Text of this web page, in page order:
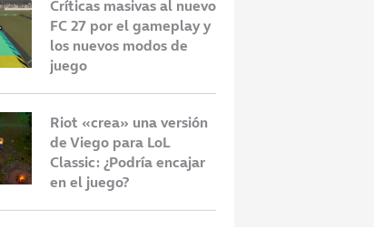
Críticas masivas al nuevo
FC 27 por el gameplay y
los nuevos modos de
juego
Riot «crea» una versión
de Viego para LoL
Classic: ¿Podría encajar
en el juego?